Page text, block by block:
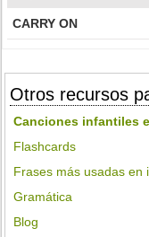
CARRY ON
Otros recursos
Canciones infantiles
Flashcards
Frases más usadas en
Gramática
Blog